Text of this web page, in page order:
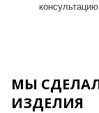
консультацию
МЫ
ИЗДЕЛИЯ